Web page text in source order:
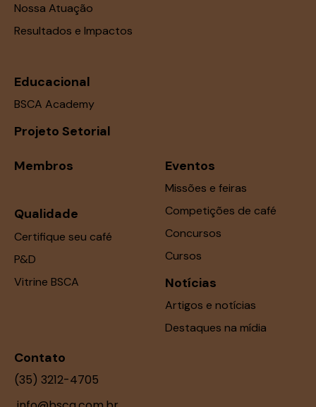
Nossa Atuação
Resultados e Impactos
Educacional
BSCA Academy
Projeto Setorial
Membros
Qualidade
Certifique seu café
P&D
Vitrine BSCA
Eventos
Missões e feiras
Competições de café
Concursos
Cursos
Notícias
Artigos e notícias
Destaques na mídia
Contato
(35) 3212-4705